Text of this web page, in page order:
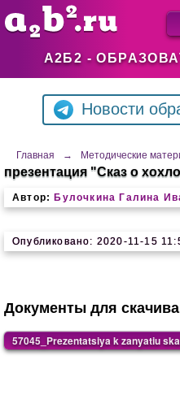
А2Б2 -
Новости
Главная → Методические
презентация "Сказ о
Автор: Булочкина Галина
Опубликовано: 2020-11-15
Документы для
57045_Prezentatsiya k zanyatiu